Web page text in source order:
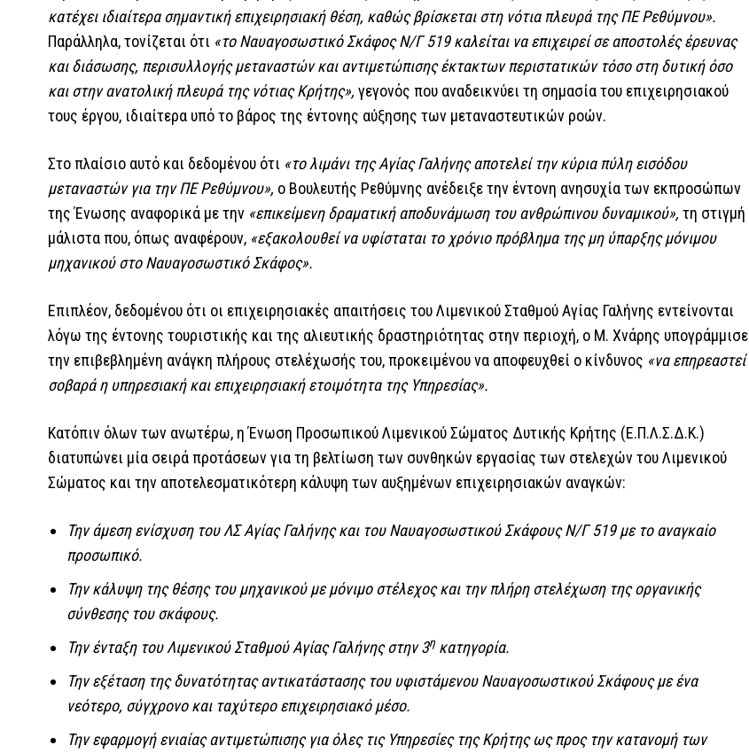
κατέχει ιδιαίτερα σημαντική επιχειρησιακή θέση, καθώς βρίσκεται στη νότια πλευρά της ΠΕ Ρεθύμνου».
Παράλληλα, τονίζεται ότι «το Ναυαγοσωστικό Σκάφος Ν/Γ 519 καλείται να επιχειρεί σε αποστολές έρευνας
και διάσωσης, περισυλλογής μεταναστών και αντιμετώπισης έκτακτων περιστατικών τόσο στη δυτική όσο
και στην ανατολική πλευρά της νότιας Κρήτης», γεγονός που αναδεικνύει τη σημασία του επιχειρησιακού
τους έργου, ιδιαίτερα υπό το βάρος της έντονης αύξησης των μεταναστευτικών ροών.
Στο πλαίσιο αυτό και δεδομένου ότι «το λιμάνι της Αγίας Γαλήνης αποτελεί την κύρια πύλη εισόδου
μεταναστών για την ΠΕ Ρεθύμνου», ο Βουλευτής Ρεθύμνης ανέδειξε την έντονη ανησυχία των εκπροσώπων
της Ένωσης αναφορικά με την «επικείμενη δραματική αποδυνάμωση του ανθρώπινου δυναμικού», τη στιγμή
μάλιστα που, όπως αναφέρουν, «εξακολουθεί να υφίσταται το χρόνιο πρόβλημα της μη ύπαρξης μόνιμου
μηχανικού στο Ναυαγοσωστικό Σκάφος».
Επιπλέον, δεδομένου ότι οι επιχειρησιακές απαιτήσεις του Λιμενικού Σταθμού Αγίας Γαλήνης εντείνονται
λόγω της έντονης τουριστικής και της αλιευτικής δραστηριότητας στην περιοχή, ο Μ. Χνάρης υπογράμμισε
την επιβεβλημένη ανάγκη πλήρους στελέχωσής του, προκειμένου να αποφευχθεί ο κίνδυνος «να επηρεαστεί
σοβαρά η υπηρεσιακή και επιχειρησιακή ετοιμότητα της Υπηρεσίας».
Κατόπιν όλων των ανωτέρω, η Ένωση Προσωπικού Λιμενικού Σώματος Δυτικής Κρήτης (Ε.Π.Λ.Σ.Δ.Κ.)
διατυπώνει μία σειρά προτάσεων για τη βελτίωση των συνθηκών εργασίας των στελεχών του Λιμενικού
Σώματος και την αποτελεσματικότερη κάλυψη των αυξημένων επιχειρησιακών αναγκών:
Την άμεση ενίσχυση του ΛΣ Αγίας Γαλήνης και του Ναυαγοσωστικού Σκάφους Ν/Γ 519 με το αναγκαίο
προσωπικό.
Την κάλυψη της θέσης του μηχανικού με μόνιμο στέλεχος και την πλήρη στελέχωση της οργανικής
σύνθεσης του σκάφους.
Την ένταξη του Λιμενικού Σταθμού Αγίας Γαλήνης στην 3η κατηγορία.
Την εξέταση της δυνατότητας αντικατάστασης του υφιστάμενου Ναυαγοσωστικού Σκάφους με ένα
νεότερο, σύγχρονο και ταχύτερο επιχειρησιακό μέσο.
Την εφαρμογή ενιαίας αντιμετώπισης για όλες τις Υπηρεσίες της Κρήτης ως προς την κατανομή των